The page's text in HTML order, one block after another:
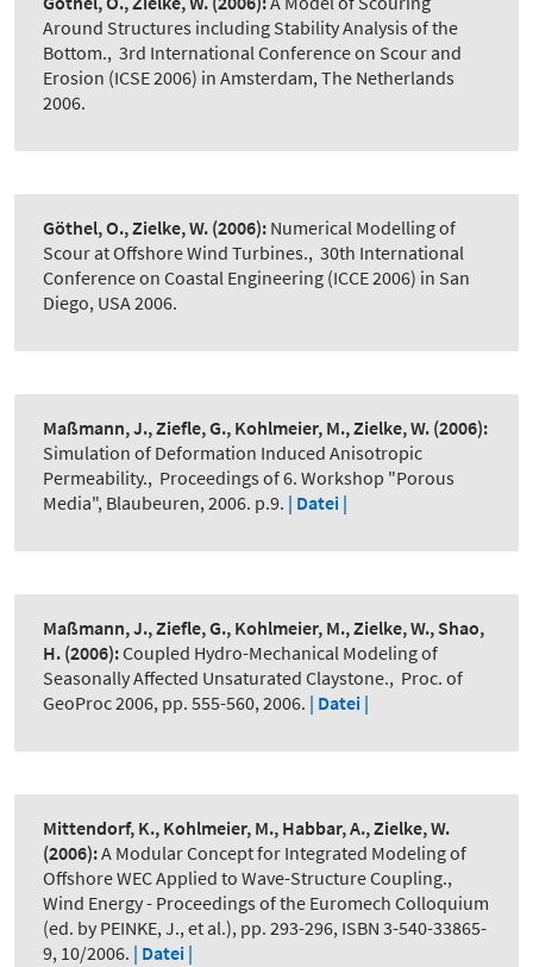
Around Structures including Stability Analysis of the
Bottom., 3rd International Conference on Scour and
Erosion (ICSE 2006) in Amsterdam, The Netherlands
2006.
Göthel, O., Zielke, W. (2006): Numerical Modelling of
Scour at Offshore Wind Turbines., 30th International
Conference on Coastal Engineering (ICCE 2006) in San
Diego, USA 2006.
Maßmann, J., Ziefle, G., Kohlmeier, M., Zielke, W. (2006):
Simulation of Deformation Induced Anisotropic
Permeability., Proceedings of 6. Workshop "Porous
Media", Blaubeuren, 2006. p.9. | Datei |
Maßmann, J., Ziefle, G., Kohlmeier, M., Zielke, W., Shao,
H. (2006):Coupled Hydro-Mechanical Modeling of
Seasonally Affected Unsaturated Claystone., Proc. of
GeoProc 2006, pp. 555-560, 2006. | Datei |
Mittendorf, K., Kohlmeier, M., Habbar, A., Zielke, W.
(2006):A Modular Concept for Integrated Modeling of
Offshore WEC Applied to Wave-Structure Coupling.,
Wind Energy - Proceedings of the Euromech Colloquium
(ed. by PEINKE, J., et al.), pp. 293-296, ISBN 3-540-33865-
9, 10/2006. | Datei |